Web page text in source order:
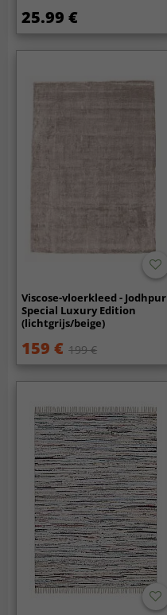
25.99 €
Viscose-vloerkleed - Jodhpur
Special Luxury Edition
(lichtgrijs/beige)
159 € 199 €